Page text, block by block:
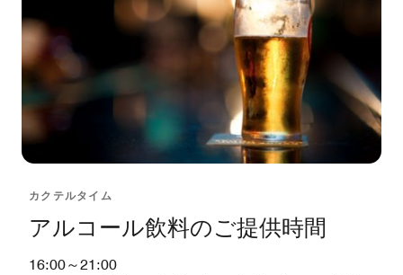
カクテルタイム
アルコール飲料のご提供時間
16:00～21:00